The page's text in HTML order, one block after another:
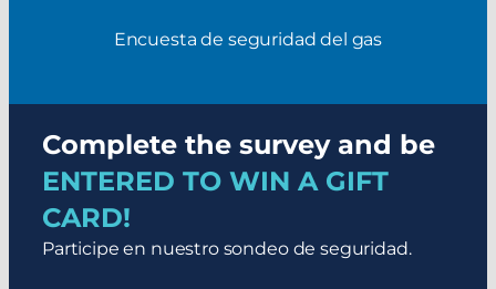
Encuesta de seguridad del gas
Complete the survey and be
ENTERED TO WIN A GIFT
CARD!
Participe en nuestro sondeo de seguridad.